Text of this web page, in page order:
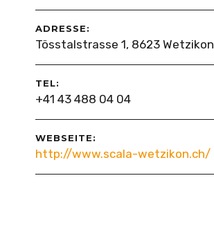
ADRESSE:
Tösstalstrasse 1, 8623 Wetzikon
TEL:
+41 43 488 04 04
WEBSEITE:
http://www.scala-wetzikon.ch/